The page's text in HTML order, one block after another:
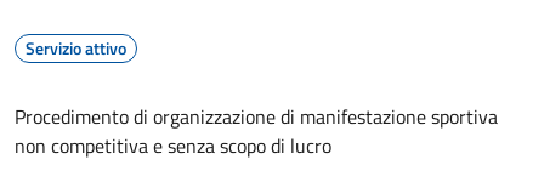
Servizio attivo
Procedimento di organizzazione di manifestazione sportiva
non competitiva e senza scopo di lucro